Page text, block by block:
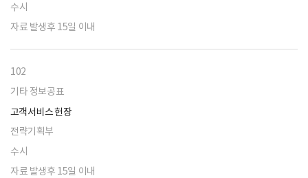
수시
자료 발생후 15일 이내
102
기타 정보공표
고객서비스 헌장
전략기획부
수시
자료 발생후 15일 이내